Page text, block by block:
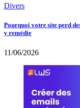
Divers
Pourquoi votre site perd
y remédie
11/06/2026